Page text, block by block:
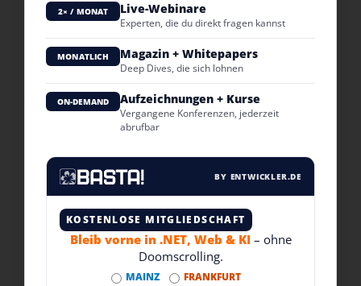
2× / MONAT Live-Webinare
Experten, die du direkt fragen kannst
MONATLICH Magazin + Whitepapers
Deep Dives, die sich lohnen
ON-DEMAND Aufzeichnungen + Kurse
Vergangene Konferenzen, jederzeit
abrufbar
BY ENTWICKLER.DE
KOSTENLOSE MITGLIEDSCHAFT
Bleib vorne in .NET, Web & KI – ohne
Doomscrolling.
MAINZ FRANKFURT